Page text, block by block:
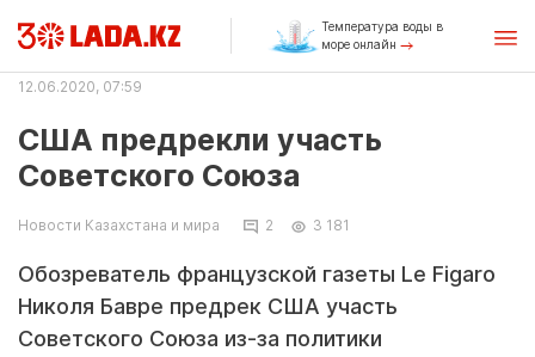
Температура воды в
море онлайн
12.06.2020, 07:59
США предрекли участь
Советского Союза
Новости Казахстана и мира 2 3 181
Обозреватель французской газеты Le Figaro
Николя Бавре предрек США участь
Советского Союза из-за политики